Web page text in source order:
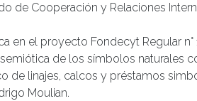
de Cooperación y Relaciones
en el proyecto Fondecyt Regular
de los símbolos naturales
de linajes, calcos y préstamos
Moulian.